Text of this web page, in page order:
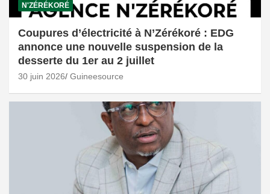
N'ZÉRÉKORÉ
Coupures d’électricité à N’Zérékoré : EDG
annonce une nouvelle suspension de la
desserte du 1er au 2 juillet
30 juin 2026 Guineesource